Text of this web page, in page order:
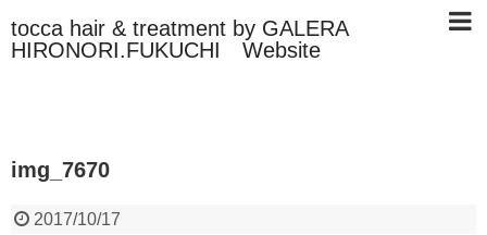
tocca hair & treatment by GALERA
HIRONORI.FUKUCHI Website
img_7670
2017/10/17